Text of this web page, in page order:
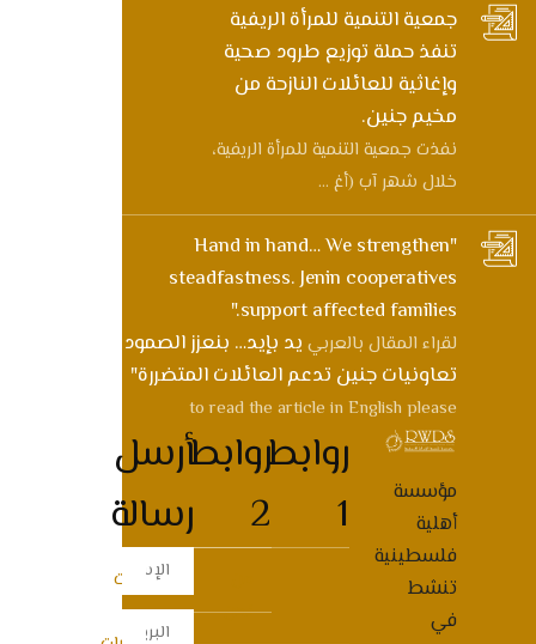
جمعية التنمية للمرأة الريفية
تنفذ حملة توزيع طرود صحية
وإغاثية للعائلات النازحة من
مخيم جنين.
نفذت جمعية التنمية للمرأة الريفية،
خلال شهر آب (أغ ...
"Hand in hand… We strengthen
steadfastness. Jenin cooperatives
support affected families."
لقراء المقال بالعربي يد بإيد… بنعزز الصمود
تعاونيات جنين تدعم العائلات المتضررة"
to read the article in English please
مؤسسة
أهلية
فلسطينية
تنشط
في
روابط
1
نحن
روابط
2
المنتجات
أرسل
رسالة